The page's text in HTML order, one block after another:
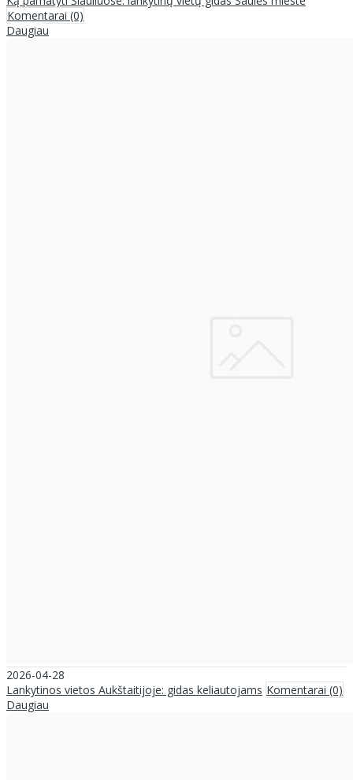
Komentarai (0)
Daugiau
2026-04-28
Lankytinos vietos Aukštaitijoje: gidas keliautojams Komentarai (0)
Daugiau